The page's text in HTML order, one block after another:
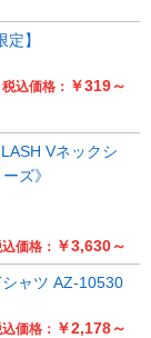
税込価格： ￥319～
】
価格： ￥3,630～
Vネックシ
ズ》
価格： ￥2,178～
シャツ AZ-10530